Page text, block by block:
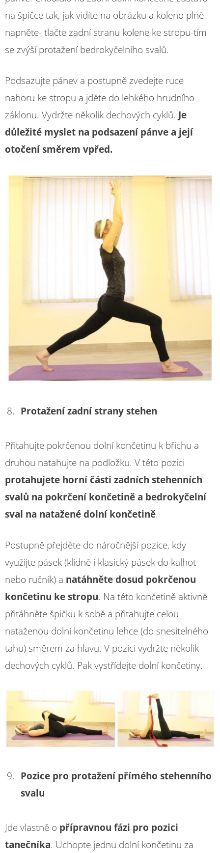
na špičce tak, jak vidíte na obrázku a koleno plně
napněte- tlačte zadní stranu kolene ke stropu-tím
se zvýší protažení bedrokyčelního svalů.
Podsazujte pánev a postupně zvedejte ruce
nahoru ke stropu a jděte do lehkého hrudního
záklonu. Vydržte několik dechových cyklů. Je
důležité myslet na podsazení pánve a její
otočení směrem vpřed.
Protažení zadní strany stehen
Přitahujte pokrčenou dolní končetinu k břichu a
druhou natahujte na podložku. V této pozici
protahujete horní části zadních stehenních
svalů na pokrčení končetině a bedrokyčelní
sval na natažené dolní končetině.
Postupně přejděte do náročnější pozice, kdy
využijte pásek (klidně i klasický pásek do kalhot
nebo ručník) a natáhněte dosud pokrčenou
končetinu ke stropu. Na této končetině aktivně
přitáhněte špičku k sobě a přitahujte celou
nataženou dolní končetinu lehce (do snesitelného
tahu) směrem za hlavu. V pozici vydržte několik
dechových cyklů. Pak vystřídejte dolní končetiny.
Pozice pro protažení přímého stehenního
svalu
Jde vlastně o přípravnou fázi pro pozici
tanečníka. Uchopte jednu dolní končetinu za